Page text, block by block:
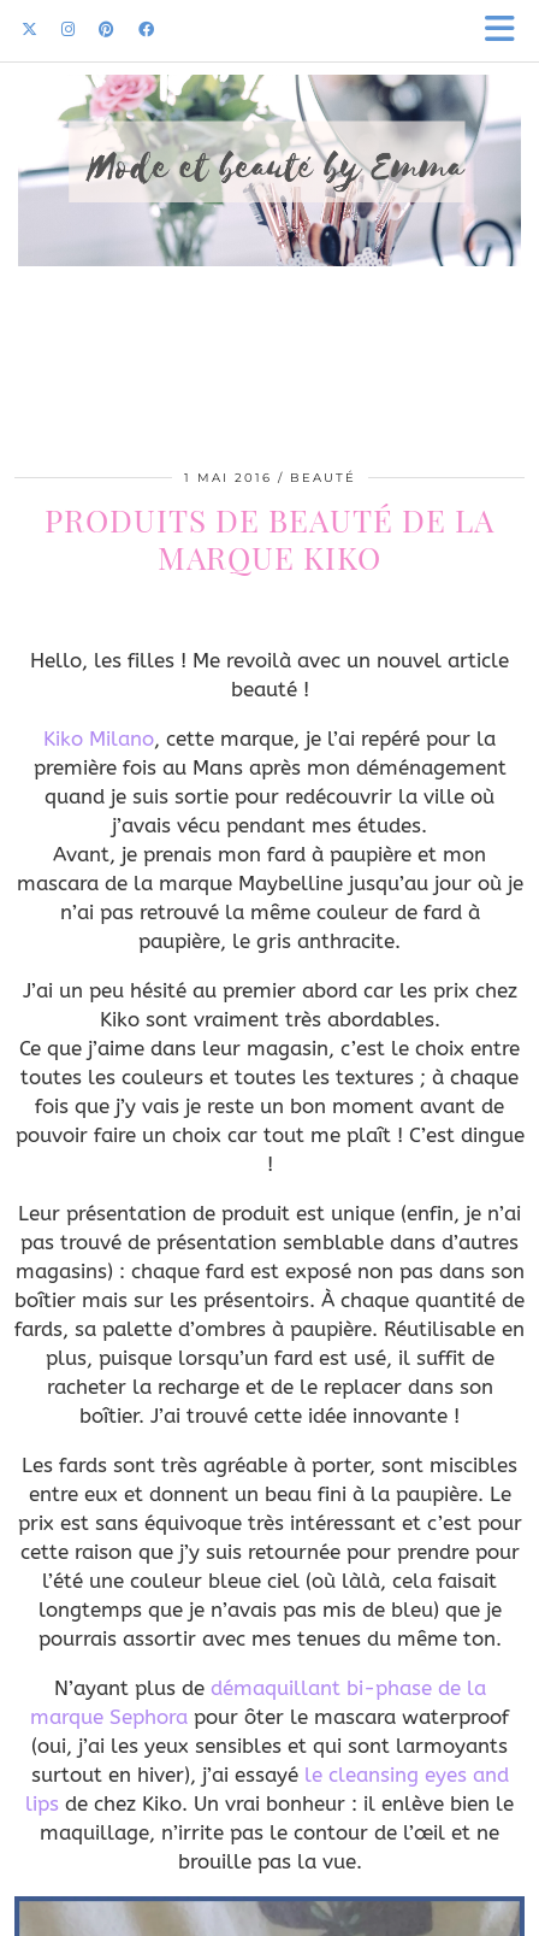
1 MAI 2016 BEAUTÉ
PRODUITS DE BEAUTÉ DE LA
MARQUE KIKO
Hello, les filles ! Me revoilà avec un nouvel article
beauté !
Kiko Milano, cette marque, je l’ai repéré pour la
première fois au Mans après mon déménagement
quand je suis sortie pour redécouvrir la ville où
j’avais vécu pendant mes études.
Avant, je prenais mon fard à paupière et mon
mascara de la marque Maybelline jusqu’au jour où je
n’ai pas retrouvé la même couleur de fard à
paupière, le gris anthracite.
J’ai un peu hésité au premier abord car les prix chez
Kiko sont vraiment très abordables.
Ce que j’aime dans leur magasin, c’est le choix entre
toutes les couleurs et toutes les textures ; à chaque
fois que j’y vais je reste un bon moment avant de
pouvoir faire un choix car tout me plaît ! C’est dingue
!
Leur présentation de produit est unique (enfin, je n’ai
pas trouvé de présentation semblable dans d’autres
magasins) : chaque fard est exposé non pas dans son
boîtier mais sur les présentoirs. À chaque quantité de
fards, sa palette d’ombres à paupière. Réutilisable en
plus, puisque lorsqu’un fard est usé, il suffit de
racheter la recharge et de le replacer dans son
boîtier. J’ai trouvé cette idée innovante !
Les fards sont très agréable à porter, sont miscibles
entre eux et donnent un beau fini à la paupière. Le
prix est sans équivoque très intéressant et c’est pour
cette raison que j’y suis retournée pour prendre pour
l’été une couleur bleue ciel (où làlà, cela faisait
longtemps que je n’avais pas mis de bleu) que je
pourrais assortir avec mes tenues du même ton.
N’ayant plus de démaquillant bi-phase de la
marque Sephora pour ôter le mascara waterproof
(oui, j’ai les yeux sensibles et qui sont larmoyants
surtout en hiver), j’ai essayé le cleansing eyes and
lips de chez Kiko. Un vrai bonheur : il enlève bien le
maquillage, n’irrite pas le contour de l’œil et ne
brouille pas la vue.